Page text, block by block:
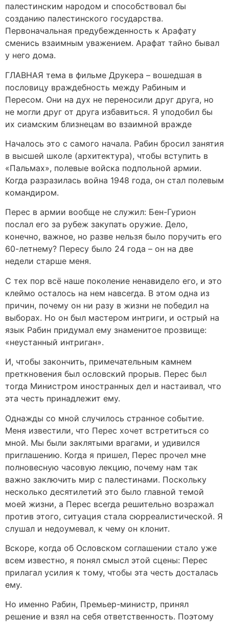
палестинским народом и способствовал бы
созданию палестинского государства.
Первоначальная предубежденность к Арафату
сменись взаимным уважением. Арафат тайно бывал
у него дома.
ГЛАВНАЯ тема в фильме Друкера – вошедшая в
пословицу враждебность между Рабиным и
Пересом. Они на дух не переносили друг друга, но
не могли друг от друга избавиться. Я уподобил бы
их сиамским близнецам во взаимной вражде
Началось это с самого начала. Рабин бросил занятия
в высшей школе (архитектура), чтобы вступить в
«Пальмах», полевые войска подпольной армии.
Когда разразилась война 1948 года, он стал полевым
командиром.
Перес в армии вообще не служил: Бен-Гурион
послал его за рубеж закупать оружие. Дело,
конечно, важное, но разве нельзя было поручить его
60-летнему? Пересу было 24 года – он на две
недели старше меня.
С тех пор всё наше поколение ненавидело его, и это
клеймо осталось на нем навсегда. В этом одна из
причин, почему он ни разу в жизни не победил на
выборах. Но он был мастером интриги, и острый на
язык Рабин придумал ему знаменитое прозвище:
«неустанный интриган».
И, чтобы закончить, примечательным камнем
преткновения был ословский прорыв. Перес был
тогда Министром иностранных дел и настаивал, что
эта честь принадлежит ему.
Однажды со мной случилось странное событие.
Меня известили, что Перес хочет встретиться со
мной. Мы были заклятыми врагами, и удивился
приглашению. Когда я пришел, Перес прочел мне
полновесную часовую лекцию, почему нам так
важно заключить мир с палестинами. Поскольку
несколько десятилетий это было главной темой
моей жизни, а Перес всегда решительно возражал
против этого, ситуация стала сюрреалистической. Я
слушал и недоумевал, к чему он клонит.
Вскоре, когда об Ословском соглашении стало уже
всем известно, я понял смысл этой сцены: Перес
прилагал усилия к тому, чтобы эта честь досталась
ему.
Но именно Рабин, Премьер-министр, принял
решение и взял на себя ответственность. Поэтому